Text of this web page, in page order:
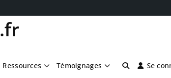
Ressources Témoignages Se